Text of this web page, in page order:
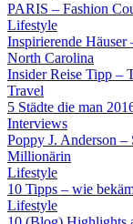
PARIS – Fashion
Lifestyle
Inspirierende Häuser
North Carolina
Insider Reise Tipp –
Travel
5 Städte die man
Interviews
Poppy J. Anderson
Millionärin
Lifestyle
10 Tipps – wie
Lifestyle